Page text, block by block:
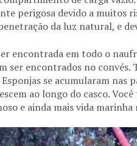
perigosa devido a muitos
da luz natural, e
encontrada em todo o
ser encontrados no
se acumularam nas
ao longo do casco.
e ainda mais vida